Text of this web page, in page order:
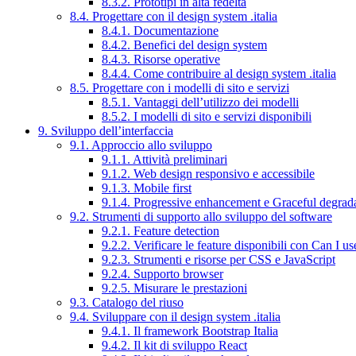
8.4. Progettare con il design system .italia
8.4.1. Documentazione
8.4.2. Benefici del design system
8.4.3. Risorse operative
8.4.4. Come contribuire al design system .italia
8.5. Progettare con i modelli di sito e servizi
8.5.1. Vantaggi dell’utilizzo dei modelli
8.5.2. I modelli di sito e servizi disponibili
9. Sviluppo dell’interfaccia
9.1. Approccio allo sviluppo
9.1.1. Attività preliminari
9.1.2. Web design responsivo e accessibile
9.1.3. Mobile first
9.1.4. Progressive enhancement e Graceful
9.2. Strumenti di supporto allo sviluppo del software
9.2.1. Feature detection
9.2.2. Verificare le feature disponibili con Can I
9.2.3. Strumenti e risorse per CSS e JavaScript
9.2.4. Supporto browser
9.2.5. Misurare le prestazioni
9.3. Catalogo del riuso
9.4. Sviluppare con il design system .italia
9.4.1. Il framework Bootstrap Italia
9.4.2. Il kit di sviluppo React